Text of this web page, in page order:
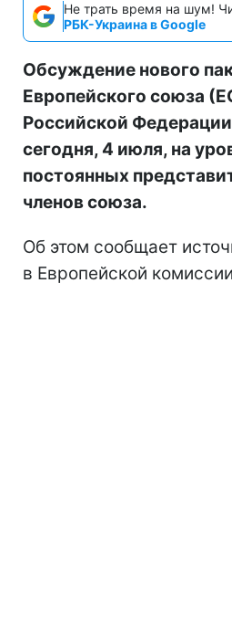
Не трать время на шум!
РБК-Украина в Google
Обсуждение нового
Европейского союза
Российской
сегодня, 4 июля, на
постоянных
членов союза.
Об этом сообщает
в Европейской